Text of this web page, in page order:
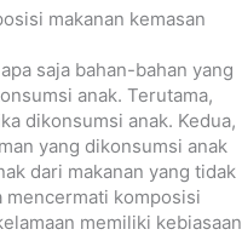
makanan kemasan
saja bahan-bahan yang
anak. Terutama,
dikonsumsi anak. Kedua,
yang dikonsumsi anak
dari makanan yang tidak
mencermati komposisi
memiliki kebiasaan